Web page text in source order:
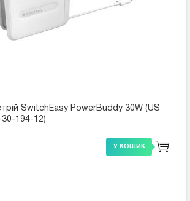
SwitchEasy PowerBuddy 30W (US
30-194-12)
У КОШИК